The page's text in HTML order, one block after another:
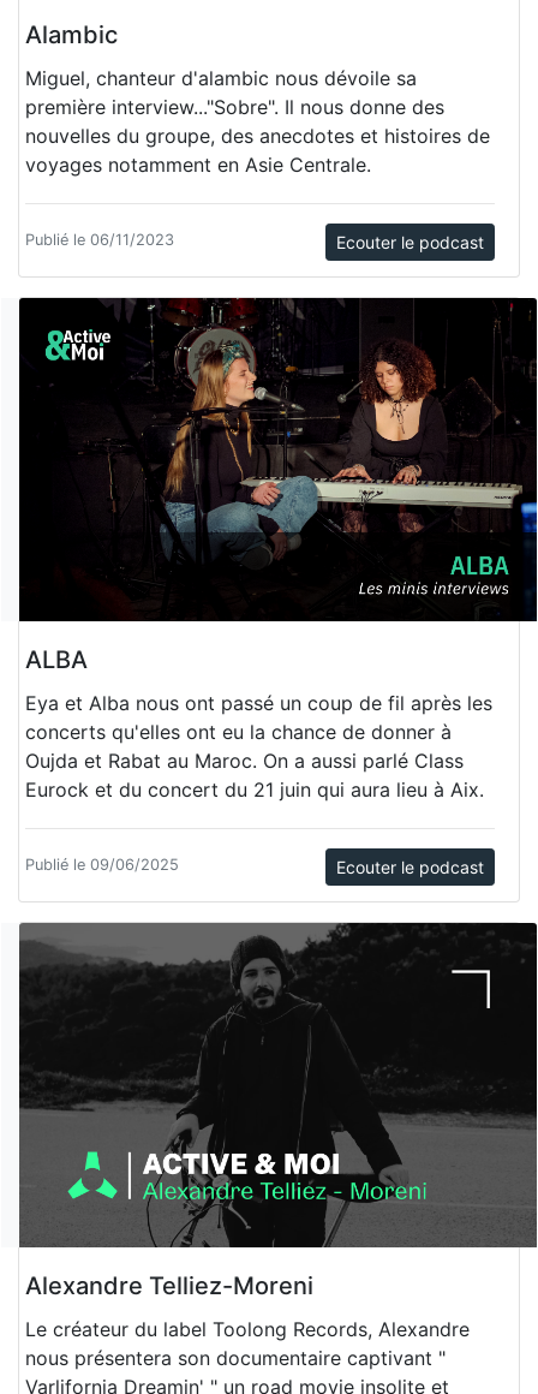
Alambic
Miguel, chanteur d'alambic nous dévoile sa
première interview..."Sobre". Il nous donne des
nouvelles du groupe, des anecdotes et histoires de
voyages notamment en Asie Centrale.
Publié le 06/11/2023 Ecouter le podcast
ALBA
Eya et Alba nous ont passé un coup de fil après les
concerts qu'elles ont eu la chance de donner à
Oujda et Rabat au Maroc. On a aussi parlé Class
Eurock et du concert du 21 juin qui aura lieu à Aix.
Publié le 09/06/2025 Ecouter le podcast
Alexandre Telliez-Moreni
Le créateur du label Toolong Records, Alexandre
nous présentera son documentaire captivant "
Varlifornia Dreamin' " un road movie insolite et